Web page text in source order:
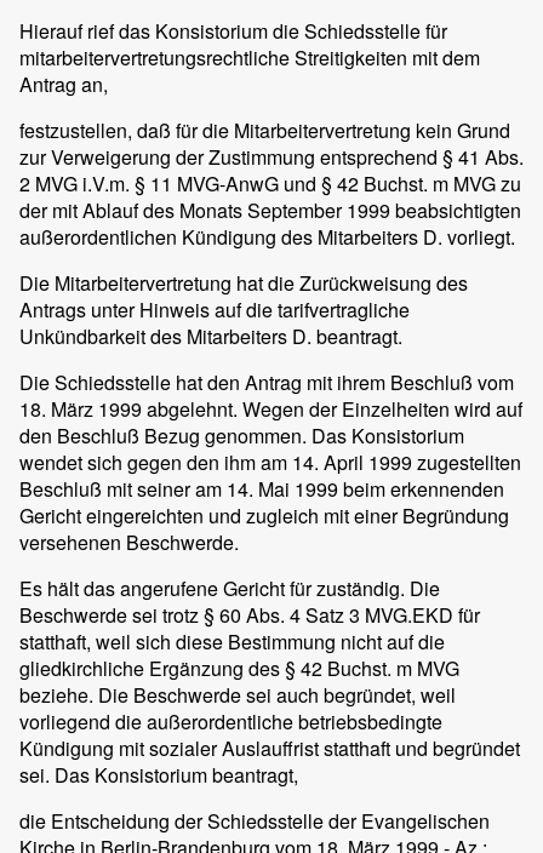
Hierauf rief das Konsistorium die Schiedsstelle für
mitarbeitervertretungsrechtliche Streitigkeiten mit dem
Antrag an,
festzustellen, daß für die Mitarbeitervertretung kein Grund
zur Verweigerung der Zustimmung entsprechend § 41 Abs.
2 MVG i.V.m. § 11 MVG-AnwG und § 42 Buchst. m MVG zu
der mit Ablauf des Monats September 1999 beabsichtigten
außerordentlichen Kündigung des Mitarbeiters D. vorliegt.
Die Mitarbeitervertretung hat die Zurückweisung des
Antrags unter Hinweis auf die tarifvertragliche
Unkündbarkeit des Mitarbeiters D. beantragt.
Die Schiedsstelle hat den Antrag mit ihrem Beschluß vom
18. März 1999 abgelehnt. Wegen der Einzelheiten wird auf
den Beschluß Bezug genommen. Das Konsistorium
wendet sich gegen den ihm am 14. April 1999 zugestellten
Beschluß mit seiner am 14. Mai 1999 beim erkennenden
Gericht eingereichten und zugleich mit einer Begründung
versehenen Beschwerde.
Es hält das angerufene Gericht für zuständig. Die
Beschwerde sei trotz § 60 Abs. 4 Satz 3 MVG.EKD für
statthaft, weil sich diese Bestimmung nicht auf die
gliedkirchliche Ergänzung des § 42 Buchst. m MVG
beziehe. Die Beschwerde sei auch begründet, weil
vorliegend die außerordentliche betriebsbedingte
Kündigung mit sozialer Auslauffrist statthaft und begründet
sei. Das Konsistorium beantragt,
die Entscheidung der Schiedsstelle der Evangelischen